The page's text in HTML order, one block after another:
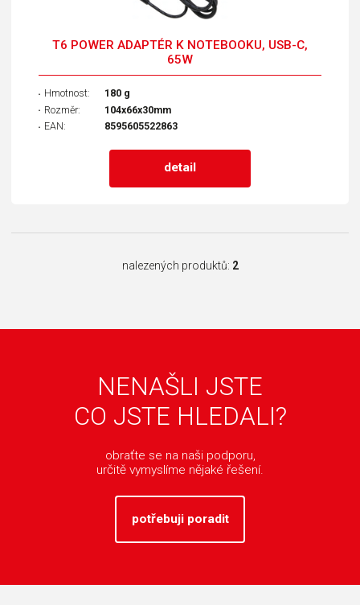
T6 POWER ADAPTÉR K NOTEBOOKU, USB-C,
65W
Hmotnost:
180 g
Rozměr:
104x66x30mm
EAN:
8595605522863
detail
nalezených produktů: 2
NENAŠLI JSTE
CO JSTE HLEDALI?
obraťte se na naši podporu,
určitě vymyslíme nějaké řešení.
potřebuji poradit